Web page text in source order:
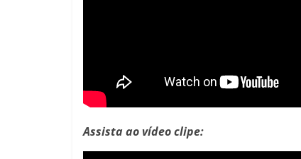
Assista ao vídeo clipe: